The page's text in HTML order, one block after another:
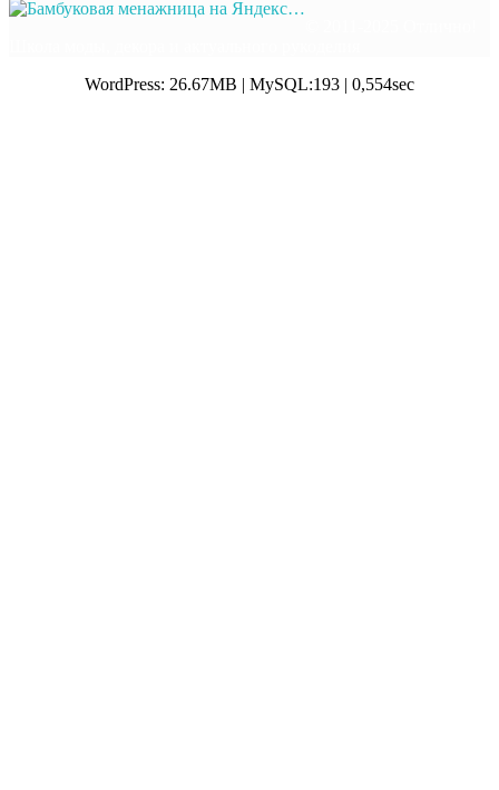
WordPress: 26.67MB | MySQL:193 | 0,554sec